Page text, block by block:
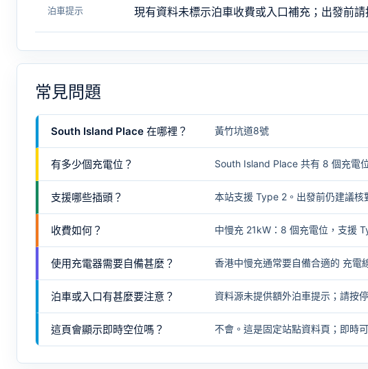
泊車提示 現有資料未標示泊車收費或入口補充；出發前
常見問題
South Island Place 在哪裡？ 黃竹坑道8號
有多少個充電位？ South Island Place 共有 8 個充電
支援哪些插頭？ 本站支援 Type 2。出發前仍建議核
收費如何？ 中慢充 21kW：8 個充電位，支援
使用充電器需要自備甚麼？ 香港中慢充通常要自備合適的 充電
泊車或入口有甚麼要注意？ 資料源未提供額外泊車提示；請按
這頁會顯示即時空位嗎？ 不會。這是固定站點資料頁；即時